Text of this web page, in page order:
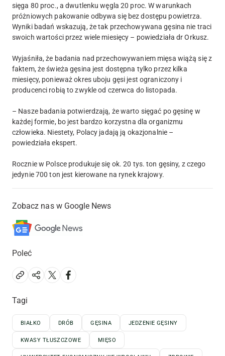
sięga 80 proc., a dwutlenku węgla 20 proc. W warunkach
próżniowych pakowanie odbywa się bez dostępu powietrza.
Wyniki badań wskazują, że tak przechowywana gęsina nie traci
swoich wartości przez wiele miesięcy – powiedziała dr Orkusz.
Wyjaśniła, że badania nad przechowywaniem mięsa wiążą się z
faktem, że świeża gęsina jest dostępna tylko przez kilka
miesięcy, ponieważ okres uboju gęsi jest ograniczony i
producenci robią to zwykle od czerwca do listopada.
– Nasze badania potwierdzają, że warto sięgać po gęsinę w
każdej formie, bo jest bardzo korzystna dla organizmu
człowieka. Niestety, Polacy jadają ją okazjonalnie –
powiedziała ekspert.
Rocznie w Polsce produkuje się ok. 20 tys. ton gęsiny, z czego
jedynie 700 ton jest kierowane na rynek krajowy.
Zobacz nas w Google News
Poleć
Tagi
BIAŁKO DRÓB GĘSINA JEDZENIE GĘSINY
KWASY TŁUSZCZOWE MIĘSO